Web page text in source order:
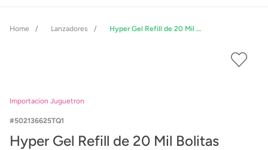
Lanzadores Hyper Gel Refill de 20 Mil Bolitas
Importacion Juguetron
502136625TQ1
Hyper Gel Refill de 20 Mil Bolitas